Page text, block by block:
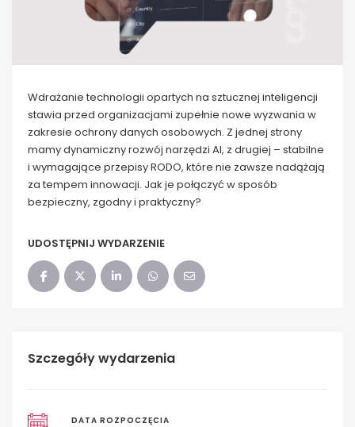
Wdrażanie technologii opartych na sztucznej inteligencji
stawia przed organizacjami zupełnie nowe wyzwania w
zakresie ochrony danych osobowych. Z jednej strony
mamy dynamiczny rozwój narzędzi AI, z drugiej – stabilne
i wymagające przepisy RODO, które nie zawsze nadążają
za tempem innowacji. Jak je połączyć w sposób
bezpieczny, zgodny i praktyczny?
UDOSTĘPNIJ WYDARZENIE
Szczegóły wydarzenia
DATA ROZPOCZĘCIA